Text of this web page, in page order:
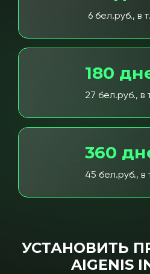
6 бел.руб., в
180
27 бел.руб., в
360
45 бел.руб.,
УСТАНОВИТЬ
AIGENIS